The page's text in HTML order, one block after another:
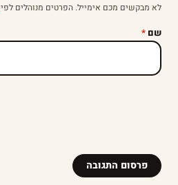
לא מבקשים מכם אימייל. הפרטים מנוהלים לפי
שם *